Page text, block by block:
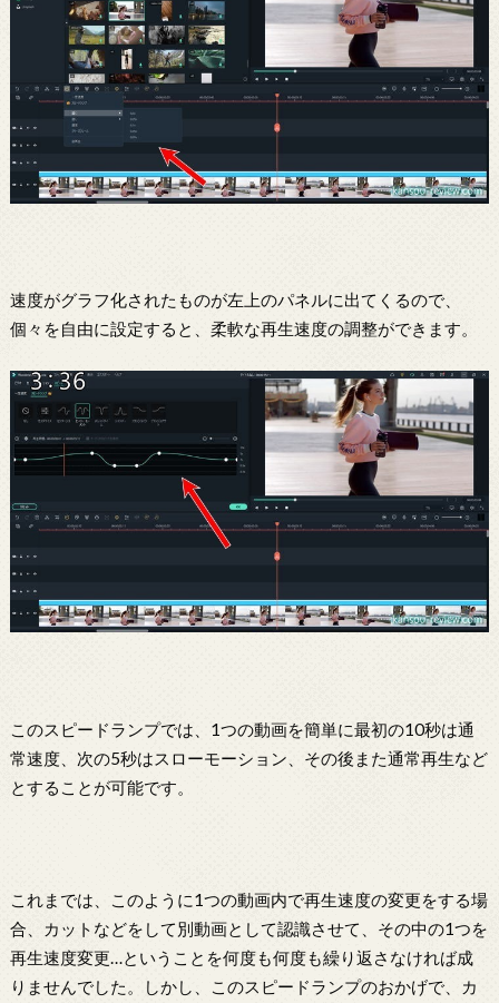
速度がグラフ化されたものが左上のパネルに出てくるので、
個々を自由に設定すると、柔軟な再生速度の調整ができます。
このスピードランプでは、1つの動画を簡単に最初の10秒は通
常速度、次の5秒はスローモーション、その後また通常再生など
とすることが可能です。
これまでは、このように1つの動画内で再生速度の変更をする場
合、カットなどをして別動画として認識させて、その中の1つを
再生速度変更…ということを何度も何度も繰り返さなければ成
りませんでした。しかし、このスピードランプのおかげで、カ